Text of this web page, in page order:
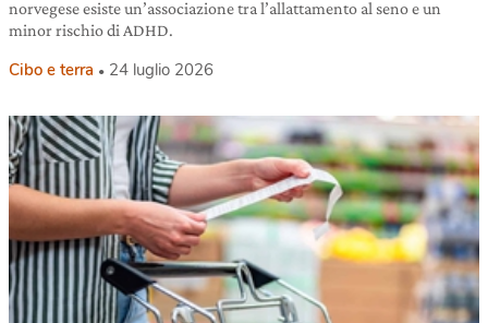
norvegese esiste un’associazione tra l’allattamento al seno e un
minor rischio di ADHD.
Cibo e terra 24 luglio 2026